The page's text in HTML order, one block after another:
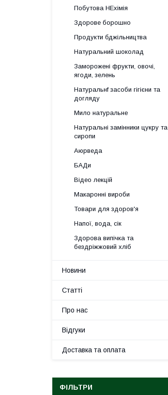
Побутова НЕхімія
Здорове борошно
Продукти бджільництва
Натуральний шоколад
Заморожені фрукти, овочі,
ягоди, зелень
Натуральнf засоби гігієни та
догляду
Мило натуральне
Натуральні замінники цукру та
сиропи
Аюрведа
БАДи
Відео лекцій
Макаронні вироби
Товари для здоров'я
Напої, вода, сік
Здорова випічка та
бездріжжовий хліб
Новини
Статті
Про нас
Відгуки
Доставка та оплата
ФІЛЬТРИ